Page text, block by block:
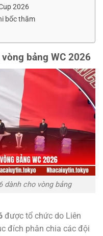
2026
bốc thăm
bảng WC 2026
dành cho vòng bảng
được tổ chức do Liên
đích phân chia các đội